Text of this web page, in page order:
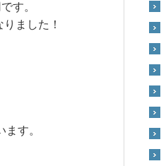
す。
ました！
す。